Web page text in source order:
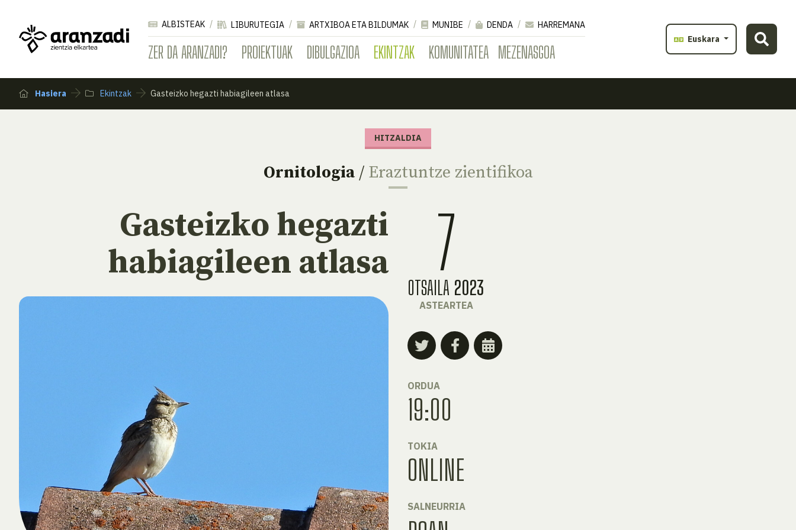
ZER DA ARANZADI? PROIEKTUAK DIBULGAZIOA EKINTZAK KOMUNITATEA MEZENASGOA
ALBISTEAK LIBURUTEGIA ARTXIBOA ETA BILDUMAK MUNIBE DENDA
HARREMANA
Euskara
Hasiera Ekintzak Gasteizko hegazti habiagileen atlasa
HITZALDIA
Ornitologia/ Eraztuntze zientifikoa
Gasteizko hegazti
habiagileen atlasa
7
OTSAILA 2023
ASTEARTEA
ORDUA
19:00
TOKIA
ONLINE
SALNEURRIA